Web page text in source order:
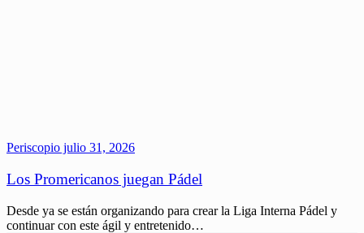
Periscopio julio 31, 2026
Los Promericanos juegan Pádel
Desde ya se están organizando para crear la Liga Interna Pádel y
continuar con este ágil y entretenido…